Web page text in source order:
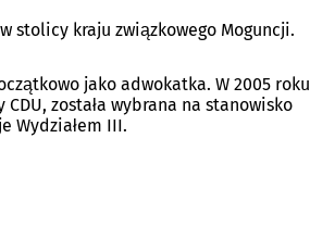
stolicy kraju związkowego Moguncji.
jako adwokatka. W 2005 roku
została wybrana na stanowisko
Wydziałem III.